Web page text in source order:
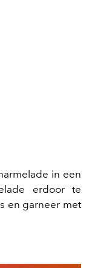
in een
erdoor te
en garneer met